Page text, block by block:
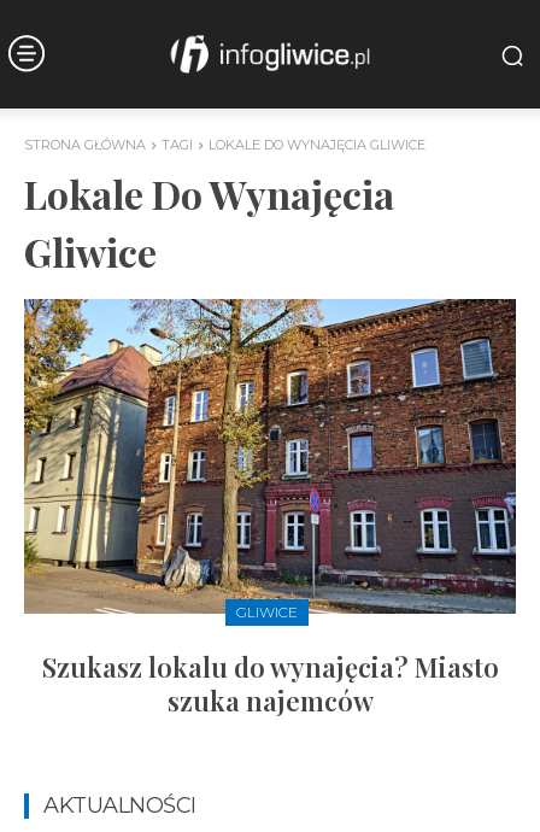
STRONA GŁÓWNA TAGI LOKALE DO WYNAJĘCIA GLIWICE
Lokale Do Wynajęcia
Gliwice
GLIWICE
Szukasz lokalu do wynajęcia? Miasto
szuka najemców
AKTUALNOŚCI